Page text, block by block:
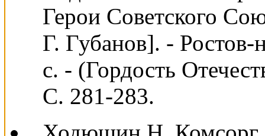
Герои Советского
Г. Губанов]. -
с. - (Гордость
С. 281-283.